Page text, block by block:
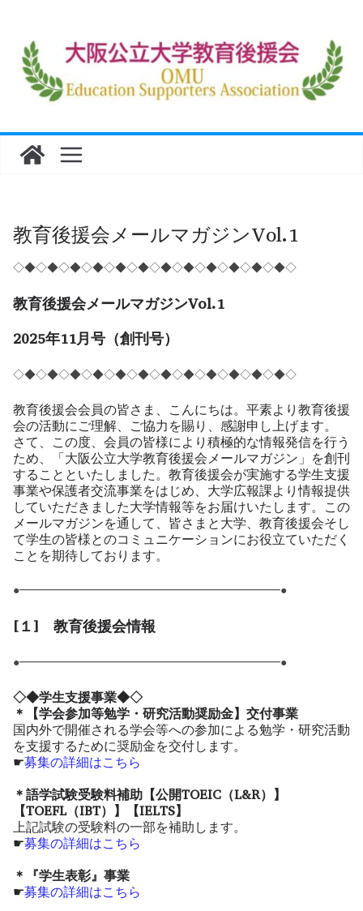
教育後援会メールマガジンVol.1
◇◆◇◆◇◆◇◆◇◆◇◆◇◆◇◆◇◆◇◆◇◆◇◆◇
教育後援会メールマガジンVol.1
2025年11月号（創刊号）
◇◆◇◆◇◆◇◆◇◆◇◆◇◆◇◆◇◆◇◆◇◆◇◆◇
教育後援会会員の皆さま、こんにちは。平素より教育後援
会の活動にご理解、ご協力を賜り、感謝申し上げます。
さて、この度、会員の皆様により積極的な情報発信を行う
ため、「大阪公立大学教育後援会メールマガジン」を創刊
することといたしました。教育後援会が実施する学生支援
事業や保護者交流事業をはじめ、大学広報課より情報提供
していただきました大学情報等をお届けいたします。この
メールマガジンを通して、皆さまと大学、教育後援会そし
て学生の皆様とのコミュニケーションにお役立ていただく
ことを期待しております。
●━━━━━━━━━━━━━━━━━━━━━━━●
[１] 教育後援会情報
●━━━━━━━━━━━━━━━━━━━━━━━●
◇◆学生支援事業◆◇
＊【学会参加等勉学・研究活動奨励金】交付事業
国内外で開催される学会等への参加による勉学・研究活動
を支援するために奨励金を交付します。
☛募集の詳細はこちら
＊語学試験受験料補助【公開TOEIC（L&R）】
【TOEFL（IBT）】【IELTS】
上記試験の受験料の一部を補助します。
☛募集の詳細はこちら
＊『学生表彰』事業
☛募集の詳細はこちら